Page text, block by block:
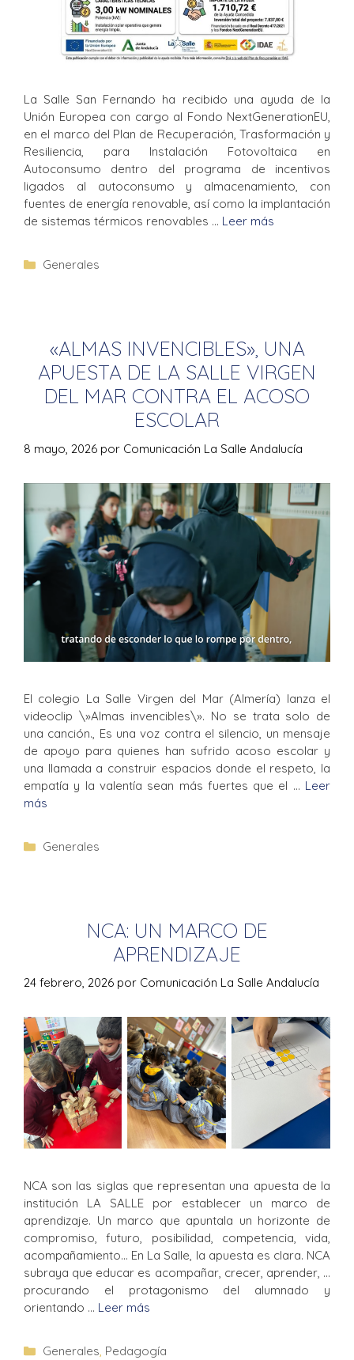
La Salle San Fernando ha recibido una ayuda de la
Unión Europea con cargo al Fondo NextGenerationEU,
en el marco del Plan de Recuperación, Trasformación y
Resiliencia, para Instalación Fotovoltaica en
Autoconsumo dentro del programa de incentivos
ligados al autoconsumo y almacenamiento, con
fuentes de energía renovable, así como la implantación
de sistemas térmicos renovables … Leer más
Generales
«ALMAS INVENCIBLES», UNA
APUESTA DE LA SALLE VIRGEN
DEL MAR CONTRA EL ACOSO
ESCOLAR
8 mayo, 2026 por Comunicación La Salle Andalucía
El colegio La Salle Virgen del Mar (Almería) lanza el
videoclip \»Almas invencibles\». No se trata solo de
una canción., Es una voz contra el silencio, un mensaje
de apoyo para quienes han sufrido acoso escolar y
una llamada a construir espacios donde el respeto, la
empatía y la valentía sean más fuertes que el … Leer
más
Generales
NCA: UN MARCO DE
APRENDIZAJE
24 febrero, 2026 por Comunicación La Salle Andalucía
NCA son las siglas que representan una apuesta de la
institución LA SALLE por establecer un marco de
aprendizaje. Un marco que apuntala un horizonte de
compromiso, futuro, posibilidad, competencia, vida,
acompañamiento… En La Salle, la apuesta es clara. NCA
subraya que educar es acompañar, crecer, aprender, …
procurando el protagonismo del alumnado y
orientando … Leer más
Generales, Pedagogía